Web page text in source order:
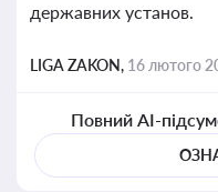
державних установ.
LIGA ZAKON, 16 лютого
Повний AI-